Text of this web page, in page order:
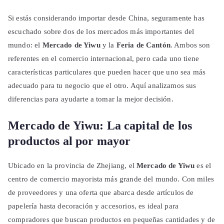
Si estás considerando importar desde China, seguramente has
escuchado sobre dos de los mercados más importantes del
mundo: el Mercado de Yiwuy la Feria de Cantón. Ambos son
referentes en el comercio internacional, pero cada uno tiene
características particulares que pueden hacer que uno sea más
adecuado para tu negocio que el otro. Aquí analizamos sus
diferencias para ayudarte a tomar la mejor decisión.
Mercado de Yiwu: La capital de los
productos al por mayor
Ubicado en la provincia de Zhejiang, el Mercado de Yiwu es el
centro de comercio mayorista más grande del mundo. Con miles
de proveedores y una oferta que abarca desde artículos de
papelería hasta decoración y accesorios, es ideal para
compradores que buscan productos en pequeñas cantidades y de